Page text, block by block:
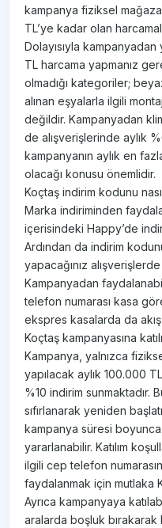
kampanya fiziksel
TL’ye kadar olan
Dolayısıyla
TL harcama yapmanız
olmadığı kategoriler;
alınan eşyalarla ilgili
değildir. Kampanyadan
de alışverişlerinde aylık
kampanyanın aylık en
olacağı konusu önemlidir.
Koçtaş indirim kodunu
Marka indiriminden
içerisindeki Happy’de
Ardından da indirim
yapacağınız
Kampanyadan
telefon numarası kasa
ekspres kasalarda da akış
Koçtaş kampanyasına
Kampanya, yalnızca
yapılacak aylık 100.000
%10 indirim sunmaktadır.
sıfırlanarak yeniden
kampanya süresi
yararlanabilir. Katılım
ilgili cep telefon
faydalanmak için mutlaka
Ayrıca kampanyaya
aralarda boşluk bırakarak